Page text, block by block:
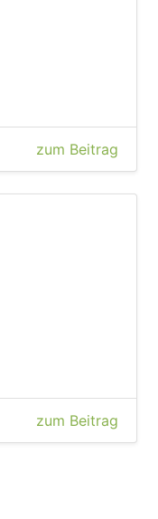
zum Beitrag
zum Beitrag